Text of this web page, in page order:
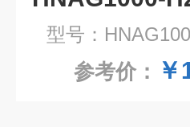
型号：
参考价：